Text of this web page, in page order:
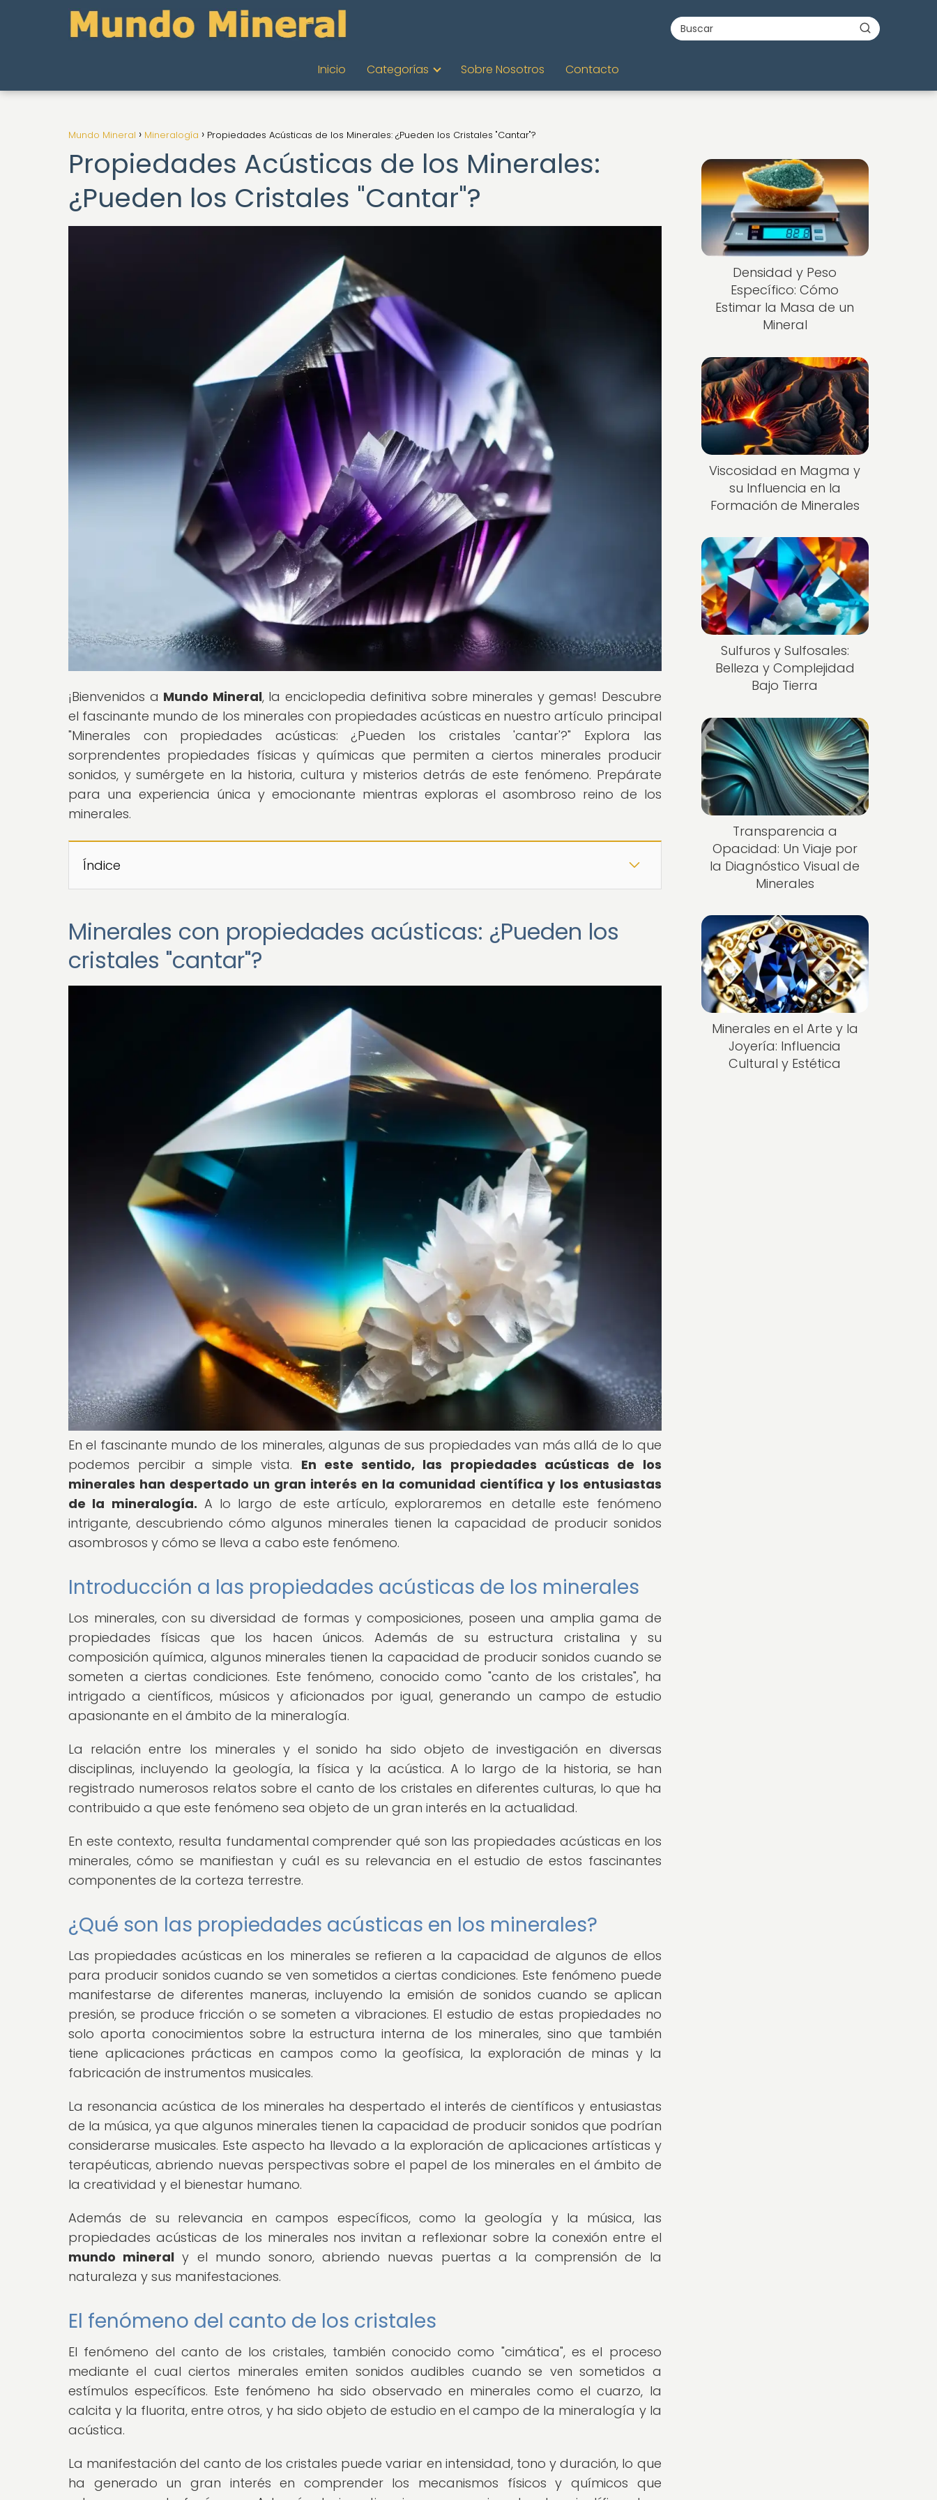
Inicio Categorías Sobre Nosotros Contacto
Mundo Mineral Mineralogía Propiedades Acústicas de los Minerales: ¿Pueden los Cristales "Cantar"?
Propiedades Acústicas de los Minerales:
¿Pueden los Cristales "Cantar"?
¡Bienvenidos a Mundo Mineral, la enciclopedia definitiva sobre minerales y gemas! Descubre
el fascinante mundo de los minerales con propiedades acústicas en nuestro artículo principal
"Minerales con propiedades acústicas: ¿Pueden los cristales 'cantar'?" Explora las
sorprendentes propiedades físicas y químicas que permiten a ciertos minerales producir
sonidos, y sumérgete en la historia, cultura y misterios detrás de este fenómeno. Prepárate
para una experiencia única y emocionante mientras exploras el asombroso reino de los
minerales.
Índice
Minerales con propiedades acústicas: ¿Pueden los
cristales "cantar"?
En el fascinante mundo de los minerales, algunas de sus propiedades van más allá de lo que
podemos percibir a simple vista. En este sentido, las propiedades acústicas de los
minerales han despertado un gran interés en la comunidad científica y los entusiastas
de la mineralogía. A lo largo de este artículo, exploraremos en detalle este fenómeno
intrigante, descubriendo cómo algunos minerales tienen la capacidad de producir sonidos
asombrosos y cómo se lleva a cabo este fenómeno.
Introducción a las propiedades acústicas de los minerales
Los minerales, con su diversidad de formas y composiciones, poseen una amplia gama de
propiedades físicas que los hacen únicos. Además de su estructura cristalina y su
composición química, algunos minerales tienen la capacidad de producir sonidos cuando se
someten a ciertas condiciones. Este fenómeno, conocido como "canto de los cristales", ha
intrigado a científicos, músicos y aficionados por igual, generando un campo de estudio
apasionante en el ámbito de la mineralogía.
La relación entre los minerales y el sonido ha sido objeto de investigación en diversas
disciplinas, incluyendo la geología, la física y la acústica. A lo largo de la historia, se han
registrado numerosos relatos sobre el canto de los cristales en diferentes culturas, lo que ha
contribuido a que este fenómeno sea objeto de un gran interés en la actualidad.
En este contexto, resulta fundamental comprender qué son las propiedades acústicas en los
minerales, cómo se manifiestan y cuál es su relevancia en el estudio de estos fascinantes
componentes de la corteza terrestre.
¿Qué son las propiedades acústicas en los minerales?
Las propiedades acústicas en los minerales se refieren a la capacidad de algunos de ellos
para producir sonidos cuando se ven sometidos a ciertas condiciones. Este fenómeno puede
manifestarse de diferentes maneras, incluyendo la emisión de sonidos cuando se aplican
presión, se produce fricción o se someten a vibraciones. El estudio de estas propiedades no
solo aporta conocimientos sobre la estructura interna de los minerales, sino que también
tiene aplicaciones prácticas en campos como la geofísica, la exploración de minas y la
fabricación de instrumentos musicales.
La resonancia acústica de los minerales ha despertado el interés de científicos y entusiastas
de la música, ya que algunos minerales tienen la capacidad de producir sonidos que podrían
considerarse musicales. Este aspecto ha llevado a la exploración de aplicaciones artísticas y
terapéuticas, abriendo nuevas perspectivas sobre el papel de los minerales en el ámbito de
la creatividad y el bienestar humano.
Además de su relevancia en campos específicos, como la geología y la música, las
propiedades acústicas de los minerales nos invitan a reflexionar sobre la conexión entre el
mundo mineral y el mundo sonoro, abriendo nuevas puertas a la comprensión de la
naturaleza y sus manifestaciones.
El fenómeno del canto de los cristales
El fenómeno del canto de los cristales, también conocido como "cimática", es el proceso
mediante el cual ciertos minerales emiten sonidos audibles cuando se ven sometidos a
estímulos específicos. Este fenómeno ha sido observado en minerales como el cuarzo, la
calcita y la fluorita, entre otros, y ha sido objeto de estudio en el campo de la mineralogía y la
acústica.
La manifestación del canto de los cristales puede variar en intensidad, tono y duración, lo que
ha generado un gran interés en comprender los mecanismos físicos y químicos que
Densidad y Peso
Específico: Cómo
Estimar la Masa de un
Mineral
Viscosidad en Magma y
su Influencia en la
Formación de Minerales
Sulfuros y Sulfosales:
Belleza y Complejidad
Bajo Tierra
Transparencia a
Opacidad: Un Viaje por
la Diagnóstico Visual de
Minerales
Minerales en el Arte y la
Joyería: Influencia
Cultural y Estética